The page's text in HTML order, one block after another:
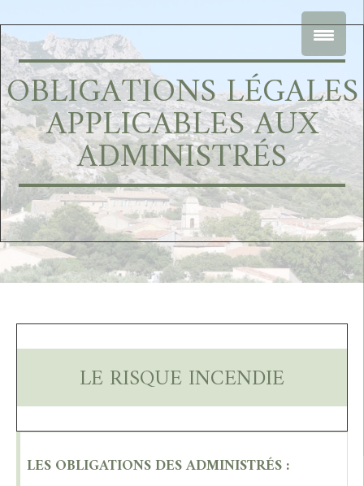
OBLIGATIONS LÉGALES
APPLICABLES AUX
ADMINISTRÉS
LE RISQUE INCENDIE
LES OBLIGATIONS DES ADMINISTRÉS :